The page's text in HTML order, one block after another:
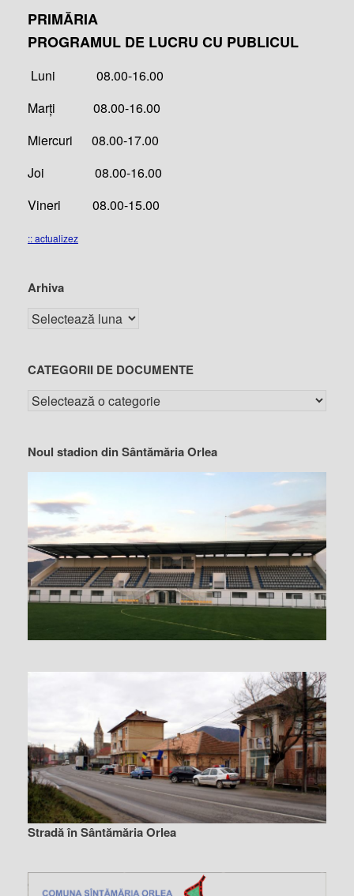
PRIMĂRIA
PROGRAMUL DE LUCRU CU PUBLICUL
Luni 08.00-16.00
Marți 08.00-16.00
Miercuri 08.00-17.00
Joi 08.00-16.00
Vineri 08.00-15.00
:: actualizez
Arhiva
CATEGORII DE DOCUMENTE
Noul stadion din Sântămăria Orlea
Stradă în Sântămăria Orlea